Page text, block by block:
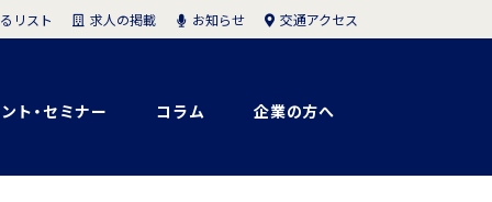
ト・セミナー コラム 企業の方へ
リスト 求人の掲載 お知らせ 交通アクセス